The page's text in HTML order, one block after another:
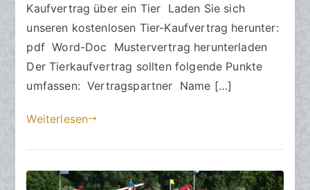
u
l
i
2
0
4
Kaufvertrag über ein Tier Laden Sie sich
unseren kostenlosen Tier-Kaufvertrag herunter:
pdf Word-Doc Mustervertrag herunterladen
Der Tierkaufvertrag sollten folgende Punkte
umfassen: Vertragspartner Name […]
Weiterlesen